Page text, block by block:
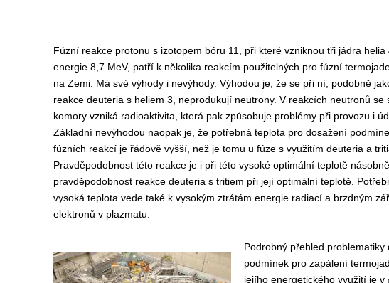
Fúzní reakce protonu s izotopem bóru 11, při které vzniknou tři jádra helia
energie 8,7 MeV, patří k několika reakcím použitelných pro fúzní
na Zemi. Má své výhody i nevýhody. Výhodou je, že se při ní, podobně
reakce deuteria s heliem 3, neprodukují neutrony. V reakcích neutronů se
komory vzniká radioaktivita, která pak způsobuje problémy při provozu i
Základní nevýhodou naopak je, že potřebná teplota pro dosažení
fúzních reakcí je řádově vyšší, než je tomu u fúze s využitím deuteria a
Pravděpodobnost této reakce je i při této vysoké optimální teplotě
pravděpodobnost reakce deuteria s tritiem při její optimální teplotě.
vysoká teplota vede také k vysokým ztrátám energie radiací a brzdným
elektronů v plazmatu.
Podrobný přehled problematiky
podmínek pro zapálení
jejího energetického využití je v